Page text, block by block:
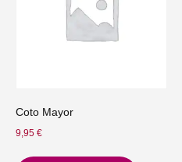
Coto Mayor
9,95 €